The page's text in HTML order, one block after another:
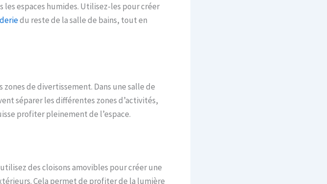
les espaces humides. Utilisez-les pour créer
du reste de la salle de bains, tout en
de divertissement. Dans une salle de
séparer les différentes zones d’activités,
profiter pleinement de l’espace.
des cloisons amovibles pour créer une
Cela permet de profiter de la lumière